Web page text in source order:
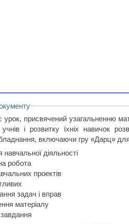
урок, присвячений узагальненню
учнів і розвитку їхніх навичок
включаючи гру «Дарц»
навчальної діяльності
робота
проектів
задач і вправ
матеріалу